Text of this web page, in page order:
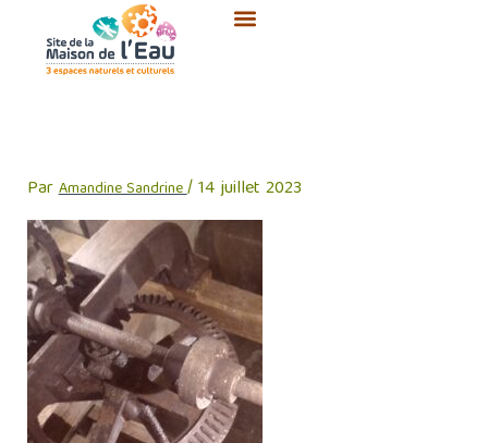
contenu
ParAmandine Sandrine/14 juillet 2023